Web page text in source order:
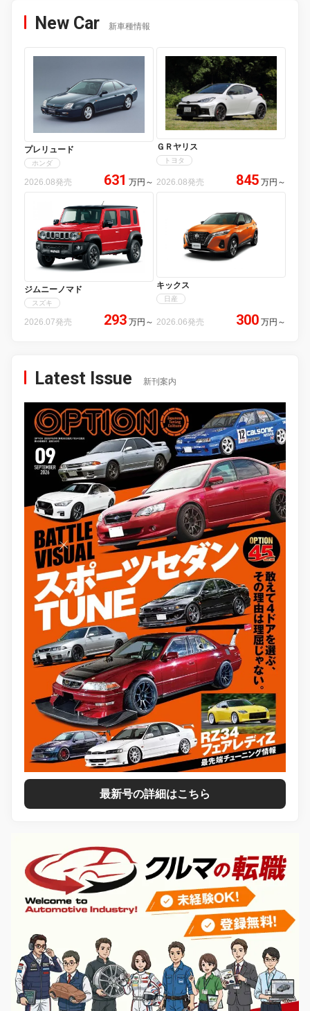
New Car 新車種情報
プレリュード
ホンダ
2026.08発売 631 万円 ～
ＧＲヤリス
トヨタ
2026.08発売 845 万円 ～
ジムニーノマド
スズキ
2026.07発売 293 万円 ～
キックス
日産
2026.06発売 300 万円 ～
Latest Issue 新刊案内
最新号の詳細はこちら